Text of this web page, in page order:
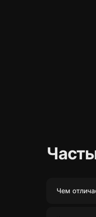
Чем